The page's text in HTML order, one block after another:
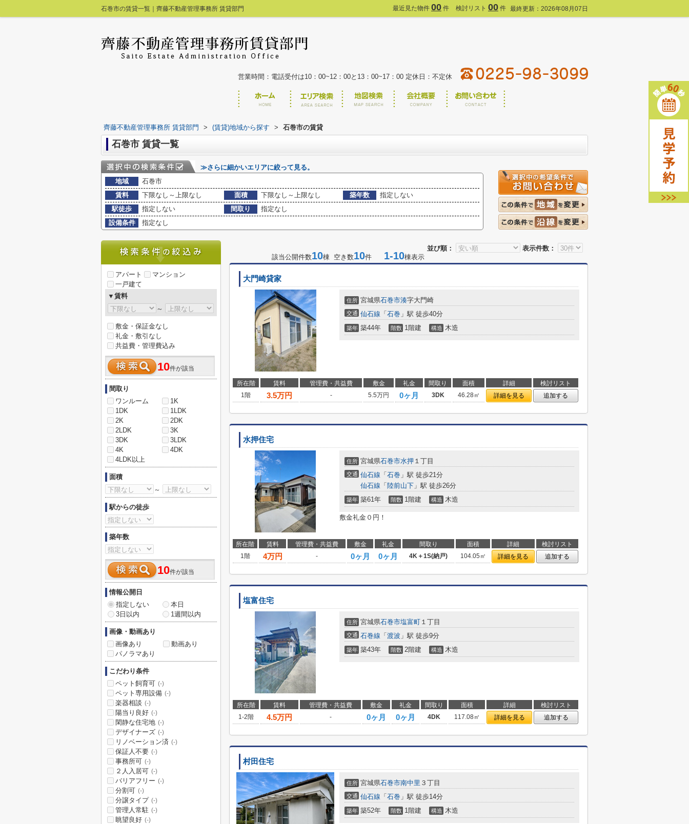
石巻市の賃貸一覧｜齊藤不動産管理事務所 賃貸部門 最近見た物件 00 件 検討リスト 00 件 最終更新：2026年08月07日
営業時間：電話受付は10：00~12：00と13：00~17：00 定休日：不定休
齊藤不動産管理事務所 賃貸部門 > (賃貸)地域から探す > 石巻市の賃貸
石巻市 賃貸一覧
≫さらに細かいエリアに絞って見る。
地域
石巻市
賃料
下限なし～上限なし 面積 下限なし～上限なし 築年数
指定しない
駅徒歩
指定しない 間取り
指定なし
設備条件
指定なし
並び順：
表示件数：
該当公開件数10棟 空き数10件 1-10棟表示
大門崎貸家
住所 宮城県石巻市湊字大門崎
交通 仙石線 「 石巻 」駅 徒歩40分
築年 築44年 階数 1階建 構造 木造
所在階 賃料 管理費・共益費 敷金 礼金 間取り 面積 詳細
検討リスト
1階
3.5万円 - 5.5万円 0ヶ月 3DK 46.28㎡ 詳細を見る 追加する
水押住宅
住所 宮城県石巻市水押 １丁目
交通 仙石線 「 石巻 」駅 徒歩21分
仙石線 「 陸前山下 」駅 徒歩26分
築年 築61年 階数 1階建 構造 木造
敷金礼金０円！
所在階 賃料 管理費・共益費 敷金 礼金 間取り 面積 詳細
検討リスト
1階
4万円 - 0ヶ月 0ヶ月 4K＋1S(納戸) 104.05㎡ 詳細を見る 追加する
塩富住宅
住所 宮城県石巻市塩富町 １丁目
交通 石巻線 「 渡波 」駅 徒歩9分
築年 築43年 階数 2階建 構造 木造
所在階 賃料 管理費・共益費 敷金 礼金 間取り 面積 詳細
検討リスト
1-2階
4.5万円 - 0ヶ月 0ヶ月 4DK 117.08㎡ 詳細を見る 追加する
村田住宅
住所 宮城県石巻市南中里 ３丁目
交通 仙石線 「 石巻 」駅 徒歩14分
築年 築52年 階数 1階建 構造 木造
アパート
マンション
一戸建て
▼賃料
～
敷金・保証金なし
礼金・敷引なし
共益費・管理費込み
10件が該当
間取り
ワンルーム
1K
1DK
1LDK
2K
2DK
2LDK
3K
3DK
3LDK
4K
4DK
4LDK以上
面積
～
駅からの徒歩
築年数
10件が該当
情報公開日
指定しない
本日
3日以内
1週間以内
画像・動画あり
画像あり
動画あり
パノラマあり
こだわり条件
ペット飼育可 (-)
ペット専用設備 (-)
楽器相談 (-)
陽当り良好 (-)
閑静な住宅地 (-)
デザイナーズ (-)
リノベーション済 (-)
保証人不要 (-)
事務所可 (-)
２人入居可 (-)
バリアフリー (-)
分割可 (-)
分譲タイプ (-)
管理人常駐 (-)
眺望良好 (-)